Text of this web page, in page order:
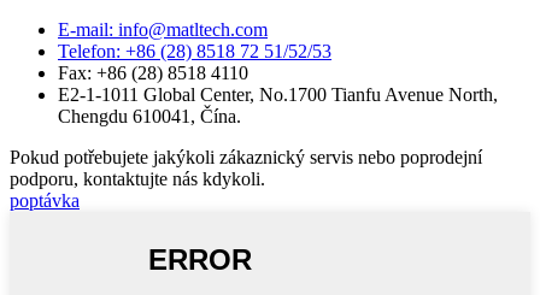
E-mail: info@matltech.com
Telefon: +86 (28) 8518 72 51/52/53
Fax: +86 (28) 8518 4110
E2-1-1011 Global Center, No.1700 Tianfu Avenue North,
Chengdu 610041, Čína.
Pokud potřebujete jakýkoli zákaznický servis nebo poprodejní
podporu, kontaktujte nás kdykoli.
poptávka